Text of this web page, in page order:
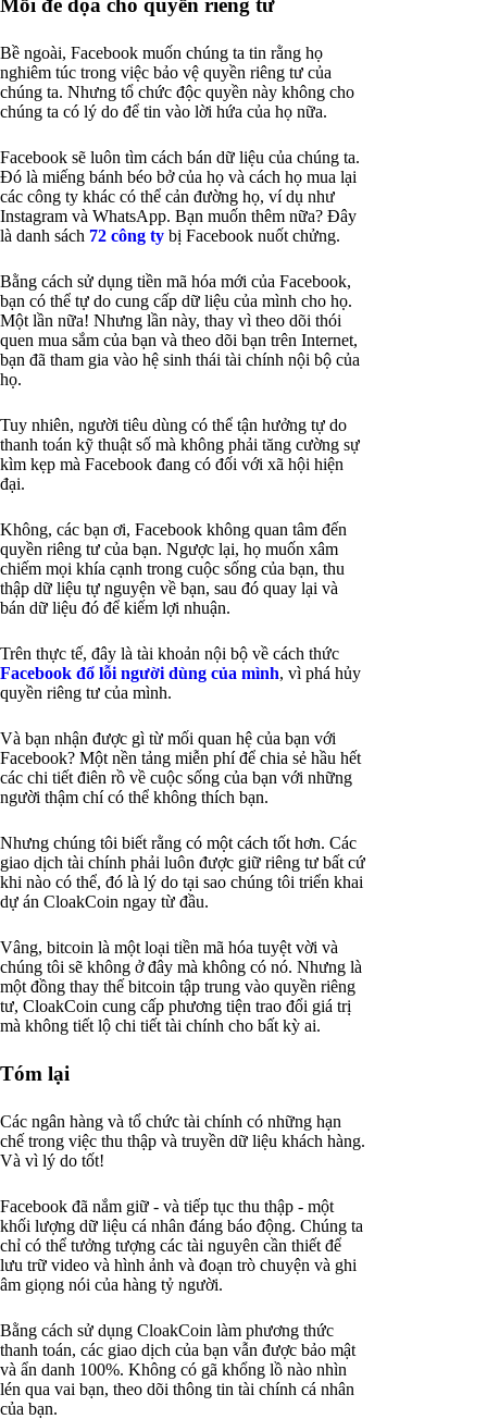
Mối đe dọa cho quyền riêng tư
Bề ngoài, Facebook muốn chúng ta tin rằng họ
nghiêm túc trong việc bảo vệ quyền riêng tư của
chúng ta. Nhưng tổ chức độc quyền này không cho
chúng ta có lý do để tin vào lời hứa của họ nữa.
Facebook sẽ luôn tìm cách bán dữ liệu của chúng ta.
Đó là miếng bánh béo bở của họ và cách họ mua lại
các công ty khác có thể cản đường họ, ví dụ như
Instagram và WhatsApp. Bạn muốn thêm nữa? Đây
là danh sách 72 công ty bị Facebook nuốt chửng.
Bằng cách sử dụng tiền mã hóa mới của Facebook,
bạn có thể tự do cung cấp dữ liệu của mình cho họ.
Một lần nữa! Nhưng lần này, thay vì theo dõi thói
quen mua sắm của bạn và theo dõi bạn trên Internet,
bạn đã tham gia vào hệ sinh thái tài chính nội bộ của
họ.
Tuy nhiên, người tiêu dùng có thể tận hưởng tự do
thanh toán kỹ thuật số mà không phải tăng cường sự
kìm kẹp mà Facebook đang có đối với xã hội hiện
đại.
Không, các bạn ơi, Facebook không quan tâm đến
quyền riêng tư của bạn. Ngược lại, họ muốn xâm
chiếm mọi khía cạnh trong cuộc sống của bạn, thu
thập dữ liệu tự nguyện về bạn, sau đó quay lại và
bán dữ liệu đó để kiếm lợi nhuận.
Trên thực tế, đây là tài khoản nội bộ về cách thức
Facebook đổ lỗi người dùng của mình, vì phá hủy
quyền riêng tư của mình.
Và bạn nhận được gì từ mối quan hệ của bạn với
Facebook? Một nền tảng miễn phí để chia sẻ hầu hết
các chi tiết điên rồ về cuộc sống của bạn với những
người thậm chí có thể không thích bạn.
Nhưng chúng tôi biết rằng có một cách tốt hơn. Các
giao dịch tài chính phải luôn được giữ riêng tư bất cứ
khi nào có thể, đó là lý do tại sao chúng tôi triển khai
dự án CloakCoin ngay từ đầu.
Vâng, bitcoin là một loại tiền mã hóa tuyệt vời và
chúng tôi sẽ không ở đây mà không có nó. Nhưng là
một đồng thay thế bitcoin tập trung vào quyền riêng
tư, CloakCoin cung cấp phương tiện trao đổi giá trị
mà không tiết lộ chi tiết tài chính cho bất kỳ ai.
Tóm lại
Các ngân hàng và tổ chức tài chính có những hạn
chế trong việc thu thập và truyền dữ liệu khách hàng.
Và vì lý do tốt!
Facebook đã nắm giữ - và tiếp tục thu thập - một
khối lượng dữ liệu cá nhân đáng báo động. Chúng ta
chỉ có thể tưởng tượng các tài nguyên cần thiết để
lưu trữ video và hình ảnh và đoạn trò chuyện và ghi
âm giọng nói của hàng tỷ người.
Bằng cách sử dụng CloakCoin làm phương thức
thanh toán, các giao dịch của bạn vẫn được bảo mật
và ẩn danh 100%. Không có gã khổng lồ nào nhìn
lén qua vai bạn, theo dõi thông tin tài chính cá nhân
của bạn.